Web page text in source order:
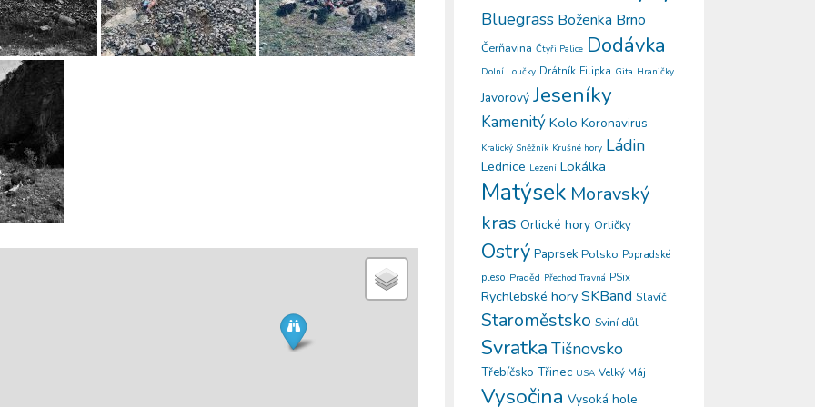
Bluegrass Boženka Brno
Čerňavina Čtyři Palice Dodávka
Dolní Loučky Drátník Filipka Gita Hraničky
Javorový Jeseníky
Kamenitý Kolo Koronavirus
Kralický Sněžník Krušné hory Ládin
Lednice Lezení Lokálka
Matýsek Moravský
kras Orlické hory Orličky
Ostrý Paprsek Polsko Popradské
pleso Praděd Přechod Travná PSix
Rychlebské hory SKBand Slavíč
Staroměstsko Sviní důl
Svratka Tišnovsko
Třebíčsko Třinec USA Velký Máj
Vysočina Vysoká hole